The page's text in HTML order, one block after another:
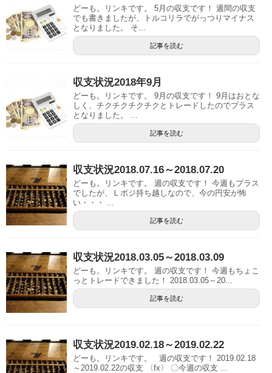
どーも。リンキです。 5月の収支です！ 週間の収支
でも書きましたが、トルコリラでがっつりマイナス
となりました。 そ...
記事を読む
収支状況2018年9月
どーも。リンキです。 9月の収支です！ 9月はおとな
しく、チクチクチクチクとトレードしたのでプラス
となりました。 ...
記事を読む
収支状況2018.07.16～2018.07.20
どーも。リンキです。 週の収支です！ 今週もプラス
でしたが、Ｌポジ持ち越しなので、今の円安が怖
い・・・ ...
記事を読む
収支状況2018.03.05～2018.03.09
どーも。リンキです。 週の収支です！ 今週もちょこ
っとトレードできました！ 2018.03.05～20...
記事を読む
収支状況2019.02.18～2019.02.22
どーも。リンキです。 週の収支です！ 2019.02.18
～2019.02.22の収支 〈fx〉 〇今週の収支 ...